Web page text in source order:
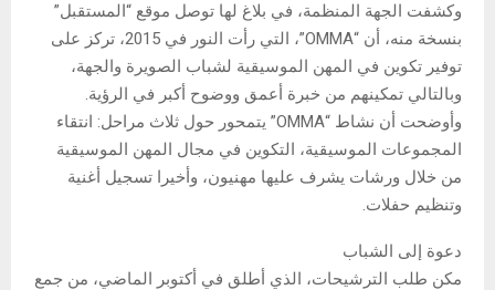
وكشفت الجهة المنظمة، في بلاغ لها توصل موقع “المستقبل”
بنسخة منه، أن “OMMA”، التي رأت النور في 2015، تركز على
توفير تكوين في المهن الموسيقية لشباب الصويرة والجهة،
وبالتالي تمكينهم من خبرة أعمق ووضوح أكبر في الرؤية.
وأوضحت أن نشاط “OMMA” يتمحور حول ثلاث مراحل: انتقاء
المجموعات الموسيقية، التكوين في مجال المهن الموسيقية
من خلال ورشات يشرف عليها مهنيون، وأخيرا تسجيل أغنية
وتنظيم حفلات.
دعوة إلى الشباب
مكن طلب الترشيحات، الذي أطلق في أكتوبر الماضي، من جمع